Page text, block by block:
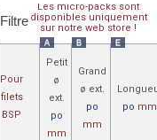
Les micro-packs sont
disponibles uniquement
sur notre web store !
Filtre
Pour
filets
BSP
A
Petit
ø
ext.
po
mm
B
Grand
ø ext.
po
mm
E
po mm